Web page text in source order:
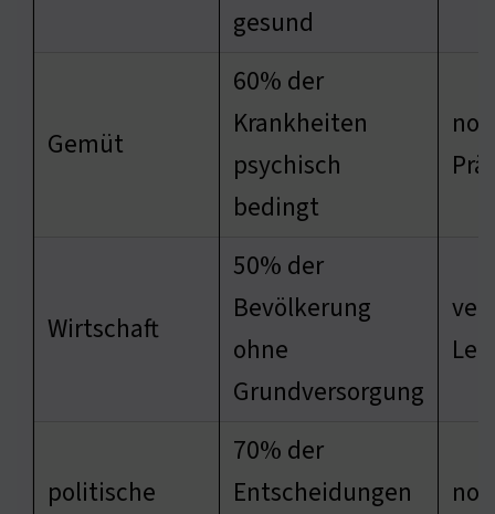
gesund
Gemüt
60% der
Krankheiten
psychisch
bedingt
Wirtschaft
50% der
Bevölkerung
ohne
Grundversorgung
politische
70% der
Entscheidungen